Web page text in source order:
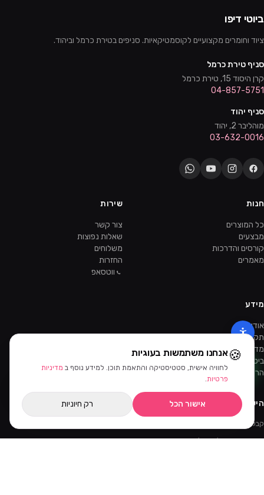
ביוטי דיפו
ציוד וחומרים מקצועיים לקוסמטיקאיות. סניפים בטירת כרמל וביהוד.
סניף טירת כרמל
קרן היסוד 15, טירת כרמל
04-857-5751
סניף יהוד
מוהליבר 2, יהוד
03-632-0016
חנות
כל המוצרים
מבצעים
קורסים והדרכות
מאמרים
שירות
צור קשר
שאלות נפוצות
משלוחים
החזרות
ווטסאפ
מידע
אודות
תקנון
מדיניות פרטיות
ביטול עסקה
הרשמה כקוסמטיקאית
הישארו מעודכנות
קבלו מבצעים ומוצרים חדשים קודם.
קוד ההטמעה של הניוזלטר יתווסף מהאדמין.
🍪אנחנו משתמשות בעוגיות
לחוויה אישית, סטטיסטיקה והתאמת תוכן. למידע נוסף ב מדיניות
פרטיות.
אישור הכל רק חיוניות